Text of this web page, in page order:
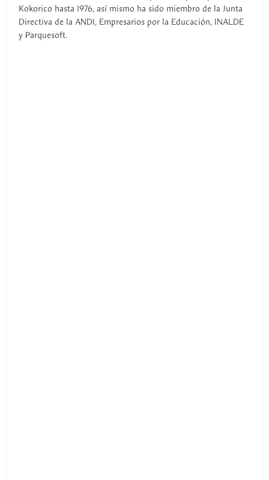
Kokorico hasta 1976, así mismo ha sido miembro de la Junta
Directiva de la ANDI, Empresarios por la Educación, INALDE
y Parquesoft.